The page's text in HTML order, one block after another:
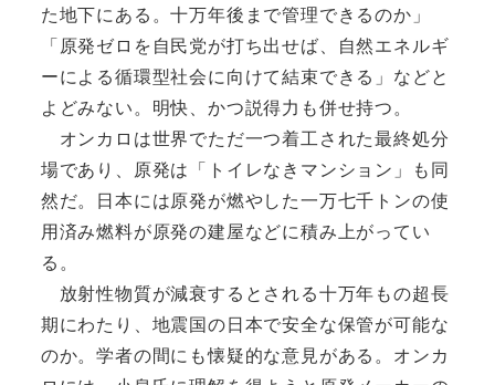
た地下にある。十万年後まで管理できるのか」
「原発ゼロを自民党が打ち出せば、自然エネルギ
ーによる循環型社会に向けて結束できる」などと
よどみない。明快、かつ説得力も併せ持つ。
オンカロは世界でただ一つ着工された最終処分
場であり、原発は「トイレなきマンション」も同
然だ。日本には原発が燃やした一万七千トンの使
用済み燃料が原発の建屋などに積み上がってい
る。
放射性物質が減衰するとされる十万年もの超長
期にわたり、地震国の日本で安全な保管が可能な
のか。学者の間にも懐疑的な意見がある。オンカ